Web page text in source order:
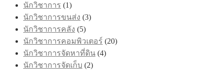
นักวิชาการ (1)
นักวิชาการขนส่ง (3)
นักวิชาการคลัง (5)
นักวิชาการคอมพิวเตอร์ (20)
นักวิชาการจัดหาที่ดิน (4)
นักวิชาการจัดเก็บ (2)